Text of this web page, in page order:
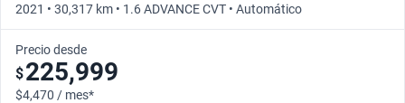
2021 • 30,317 km • 1.6 ADVANCE CVT • Automático
Precio desde
$225,999
$4,470 / mes*